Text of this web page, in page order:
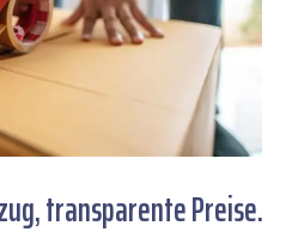
transparente Preise.